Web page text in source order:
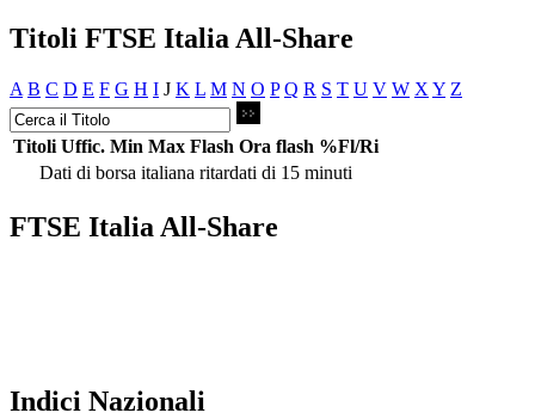
Titoli FTSE Italia All-Share
A B C D E F G H I J K L M N O P Q R S T U V W X Y Z
Titoli Uffic. Min Max Flash Ora flash %Fl/Ri
Dati di borsa italiana ritardati di 15 minuti
FTSE Italia All-Share
Indici Nazionali